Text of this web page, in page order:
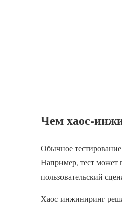
Чем хаос-
Обычное тестирование
Например, тест может
пользовательский
Хаос-инжиниринг